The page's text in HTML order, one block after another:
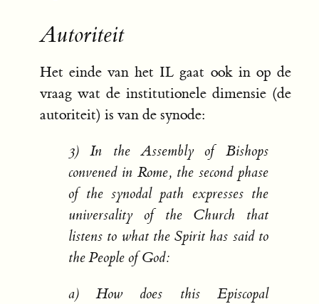
Autoriteit
Het einde van het IL gaat ook in op de
vraag wat de institutionele dimensie (de
autoriteit) is van de synode:
3) In the Assembly of Bishops
convened in Rome, the second phase
of the synodal path expresses the
universality of the Church that
listens to what the Spirit has said to
the People of God:
a) How does this Episcopal